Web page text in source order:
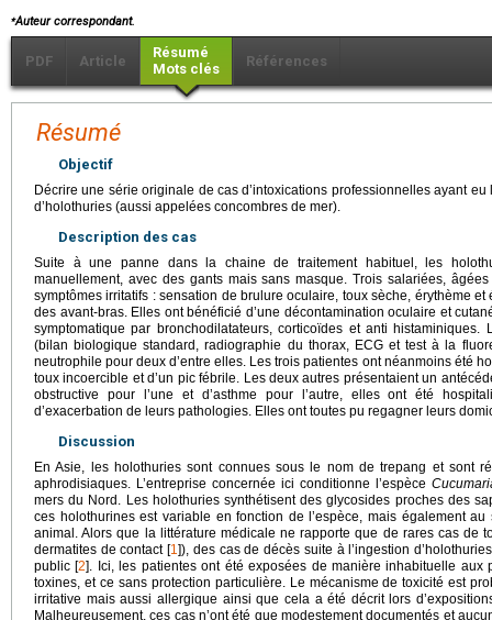
⁎Auteur correspondant.
PDF Article
Résumé
Mots clés
Références
Résumé
Objectif
Décrire une série originale de cas d’intoxications professionnelles ayant
d’holothuries (aussi appelées concombres de mer).
Description des cas
Suite à une panne dans la chaine de traitement habituel, les
manuellement, avec des gants mais sans masque. Trois salariées,
symptômes irritatifs : sensation de brulure oculaire, toux sèche, érythème
des avant-bras. Elles ont bénéficié d’une décontamination oculaire et
symptomatique par bronchodilatateurs, corticoïdes et anti histaminiques.
(bilan biologique standard, radiographie du thorax, ECG et test à la
neutrophile pour deux d’entre elles. Les trois patientes ont néanmoins été
toux incoercible et d’un pic fébrile. Les deux autres présentaient un
obstructive pour l’une et d’asthme pour l’autre, elles ont été
d’exacerbation de leurs pathologies. Elles ont toutes pu regagner leurs
Discussion
En Asie, les holothuries sont connues sous le nom de trepang et sont
aphrodisiaques. L’entreprise concernée ici conditionne l’espèce
mers du Nord. Les holothuries synthétisent des glycosides proches des
ces holothurines est variable en fonction de l’espèce, mais également
animal. Alors que la littérature médicale ne rapporte que de rares cas de
dermatites de contact [1]), des cas de décès suite à l’ingestion
public [2]. Ici, les patientes ont été exposées de manière inhabituelle aux
toxines, et ce sans protection particulière. Le mécanisme de toxicité est
irritative mais aussi allergique ainsi que cela a été décrit lors
Malheureusement, ces cas n’ont été que modestement documentés et